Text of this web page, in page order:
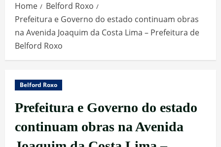
Home
Belford Roxo
Prefeitura e Governo do estado continuam obras
na Avenida Joaquim da Costa Lima – Prefeitura de
Belford Roxo
Belford Roxo
Prefeitura e Governo do estado
continuam obras na Avenida